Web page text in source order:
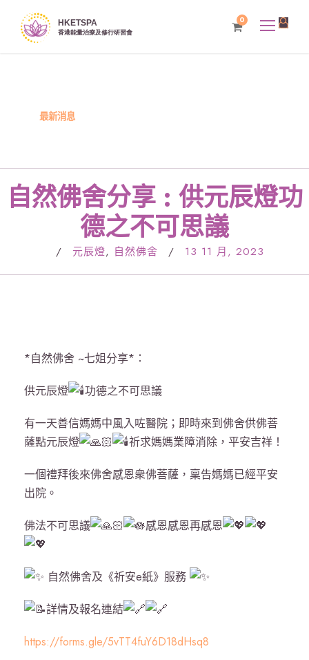
0
最新消息
自然佛舍分享 : 供元辰燈功
德之不可思議
/ 元辰燈, 自然佛舍 / 13 11 月, 2023
*自然佛舍 ~七姐分享*：
供元辰燈 功德之不可思議
有一天善信媽媽中風入咗醫院；即時來到佛舍供佛菩
薩點元辰燈
祈求媽媽業障消除，平安吉祥！
一個禮拜後來佛舍感恩衆佛菩薩，稟告媽媽已經平安
出院。
佛法不可思議 感恩感恩再感恩
自然佛舍及《祈安e紙》服務
詳情及報名連結
https://forms.gle/5vTT4fuY6D18dHsq8